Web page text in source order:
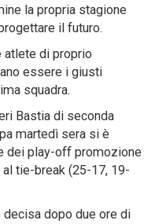
la propria stagione
il futuro.
atlete di proprio
essere i giusti
squadra.
Bastia di seconda
martedì sera si è
dei play-off promozione
tie-break (25-17, 19-
dopo due ore di